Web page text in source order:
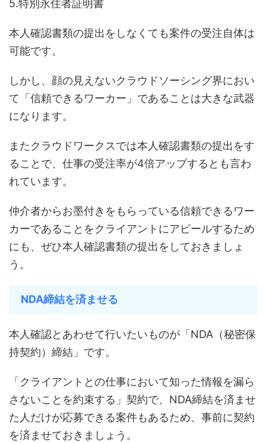
5.特別永住者証明書
本人確認書類の提出をしなくても案件の受注自体は
可能です。
しかし、顔の見えないクラウドソーシング界におい
て「信頼できるワーカー」であることは大きな武器
になります。
またクラウドワークスでは本人確認書類の提出をす
ることで、仕事の受注率が4倍アップするとも言わ
れています。
仲介者からお墨付きをもらっている信頼できるワー
カーであることをクライアントにアピールするため
にも、ぜひ本人確認書類の提出をしておきましょ
う。
NDA締結を済ませる
本人確認とあわせて行いたいものが「NDA（秘密保
持契約）締結」です。
「クライアントとの仕事において知った情報を漏ら
さないことを約束する」契約で、NDA締結を済ませ
た人だけが応募できる案件もあるため、事前に契約
を済ませておきましょう。